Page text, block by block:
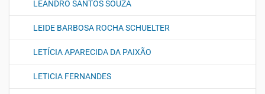
LEANDRO SANTOS SOUZA
LEIDE BARBOSA ROCHA SCHUELTER
LETÍCIA APARECIDA DA PAIXÃO
LETICIA FERNANDES